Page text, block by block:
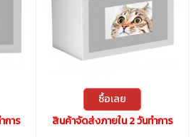
การ
ซื้อเลย
สินค้าจัดส่งภายใน 2 วันทำการ